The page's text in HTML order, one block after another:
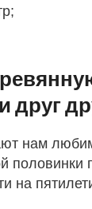
друг
нам
половинки
на